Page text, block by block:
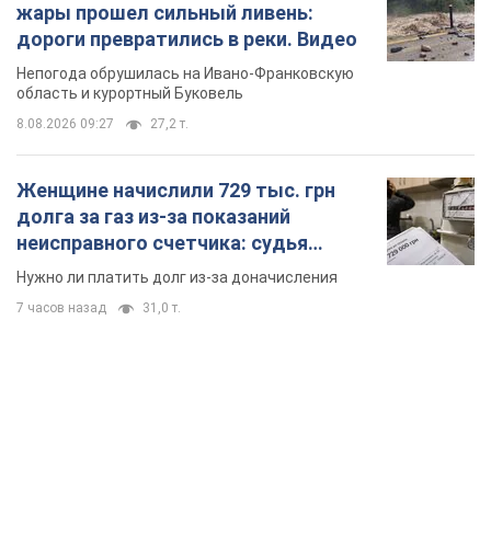
жары прошел сильный ливень:
дороги превратились в реки. Видео
Непогода обрушилась на Ивано-Франковскую
область и курортный Буковель
8.08.2026 09:27 27,2 т.
Женщине начислили 729 тыс. грн
долга за газ из-за показаний
неисправного счетчика: судья
вынес неожиданное решение
Нужно ли платить долг из-за доначисления
7 часов назад 31,0 т.